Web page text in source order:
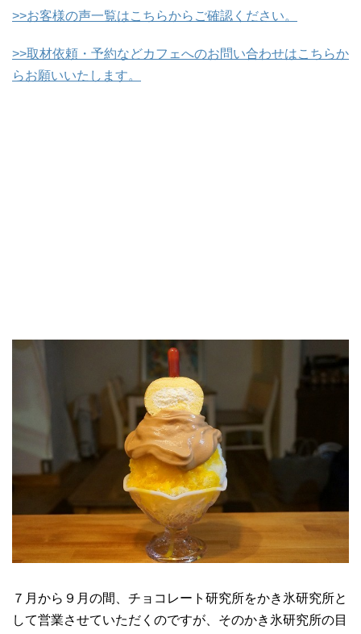
>>お客様の声一覧はこちらからご確認ください。
>>取材依頼・予約などカフェへのお問い合わせはこちらか
らお願いいたします。
７月から９月の間、チョコレート研究所をかき氷研究所と
して営業させていただくのですが、そのかき氷研究所の目